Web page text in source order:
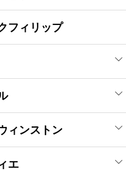
フィリップ
ィンストン
エ